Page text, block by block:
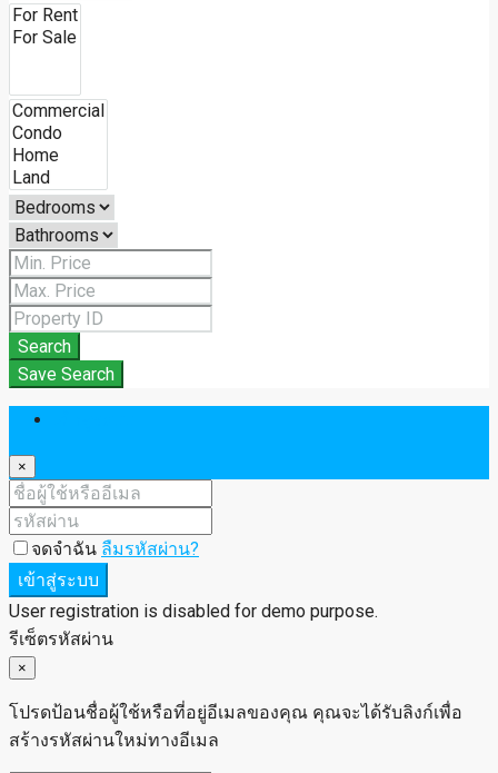
Search
Save Search
×
จดจำฉัน ลืมรหัสผ่าน?
เข้าสู่ระบบ
User registration is disabled for demo purpose.
รีเซ็ตรหัสผ่าน
×
โปรดป้อนชื่อผู้ใช้หรือที่อยู่อีเมลของคุณ คุณจะได้รับลิงก์เพื่อ
สร้างรหัสผ่านใหม่ทางอีเมล